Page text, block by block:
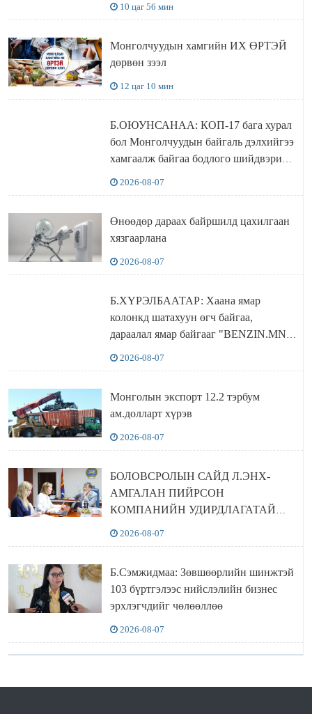
10 цаг 56 мин
Монголчуудын хамгийн ИХ ӨРТЭЙ
дөрвөн зээл
12 цаг 10 мин
Б.ОЮУНСАНАА: КОП-17 бага хурал
бол Монголчуудын байгаль дэлхийгээ
хамгаалж байгаа бодлого шийдвэрийг
2026-08-07
Өнөөдөр дараах байршилд цахилгаан
хязгаарлана
2026-08-07
Б.ХҮРЭЛБААТАР: Хаана ямар
колонкд шатахуун өгч байгаа,
дараалал ямар байгааг "BENZIN.MN”
2026-08-07
Монголын экспорт 12.2 тэрбум
ам.долларт хүрэв
2026-08-07
БОЛОВСРОЛЫН САЙД Л.ЭНХ-
АМГАЛАН ПИЙРСОН
КОМПАНИЙН УДИРДЛАГАТАЙ
2026-08-07
Б.Сэмжидмаа: Зөвшөөрлийн шинжтэй
103 бүртгэлээс нийслэлийн бизнес
эрхлэгчдийг чөлөөллөө
2026-08-07